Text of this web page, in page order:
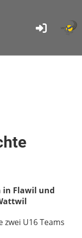
in Flawil und
U16 Teams